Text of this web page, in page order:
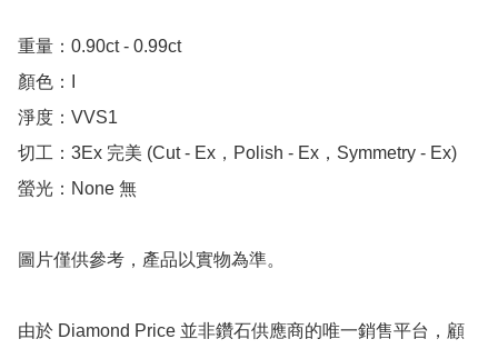
重量：0.90ct - 0.99ct
顏色：I
淨度：VVS1
切工：3Ex 完美 (Cut - Ex，Polish - Ex，Symmetry - Ex)
螢光：None 無
圖片僅供參考，產品以實物為準。
由於 Diamond Price 並非鑽石供應商的唯一銷售平台，顧